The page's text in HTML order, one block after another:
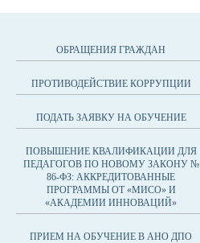
ОБРАЩЕНИЯ ГРАЖДАН
ПРОТИВОДЕЙСТВИЕ КОРРУПЦИИ
ПОДАТЬ ЗАЯВКУ НА ОБУЧЕНИЕ
ПОВЫШЕНИЕ КВАЛИФИКАЦИИ ДЛЯ
ПЕДАГОГОВ ПО НОВОМУ ЗАКОНУ №
86-ФЗ: АККРЕДИТОВАННЫЕ
ПРОГРАММЫ ОТ «МИСО» И
«АКАДЕМИИ ИННОВАЦИЙ»
ПРИЕМ НА ОБУЧЕНИЕ В АНО ДПО